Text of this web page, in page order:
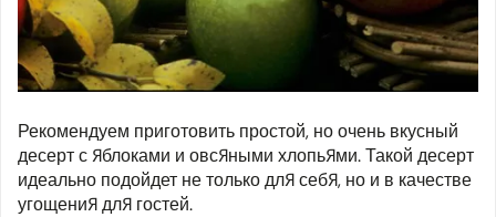
Рекомендуем приготовить простой, но очень вкусный
десерт с яблоками и овсяными хлопьями. Такой десерт
идеально подойдет не только для себя, но и в качестве
угощения для гостей.